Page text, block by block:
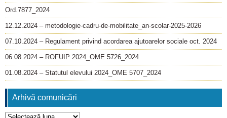
Ord.7877_2024
12.12.2024 – metodologie-cadru-de-mobilitate_an-scolar-2025-2026
07.10.2024 – Regulament privind acordarea ajutoarelor sociale oct. 2024
06.08.2024 – ROFUIP 2024_OME 5726_2024
01.08.2024 – Statutul elevului 2024_OME 5707_2024
Arhivă comunicări
Arhivă